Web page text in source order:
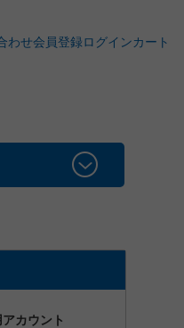
わせ会員登録 ログイン カート
カウント